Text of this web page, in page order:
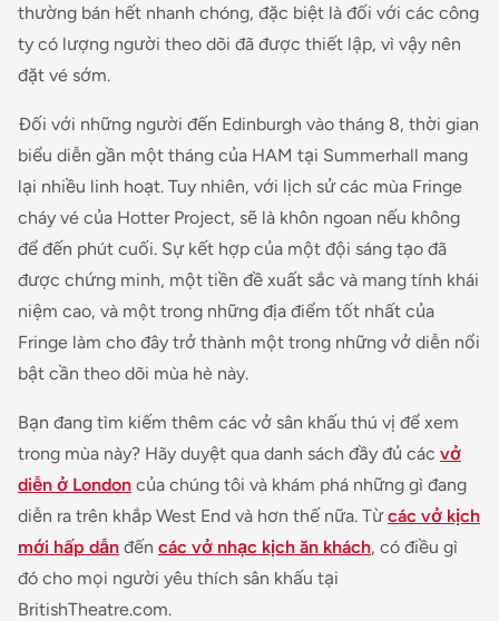
thường bán hết nhanh chóng, đặc biệt là đối với các công
ty có lượng người theo dõi đã được thiết lập, vì vậy nên
đặt vé sớm.
Đối với những người đến Edinburgh vào tháng 8, thời gian
biểu diễn gần một tháng của HAM tại Summerhall mang
lại nhiều linh hoạt. Tuy nhiên, với lịch sử các mùa Fringe
cháy vé của Hotter Project, sẽ là khôn ngoan nếu không
để đến phút cuối. Sự kết hợp của một đội sáng tạo đã
được chứng minh, một tiền đề xuất sắc và mang tính khái
niệm cao, và một trong những địa điểm tốt nhất của
Fringe làm cho đây trở thành một trong những vở diễn nổi
bật cần theo dõi mùa hè này.
Bạn đang tìm kiếm thêm các vở sân khấu thú vị để xem
trong mùa này? Hãy duyệt qua danh sách đầy đủ các vở
diễn ở London của chúng tôi và khám phá những gì đang
diễn ra trên khắp West End và hơn thế nữa. Từcác vở kịch
mới hấp dẫn đến các vở nhạc kịch ăn khách, có điều gì
đó cho mọi người yêu thích sân khấu tại
BritishTheatre.com.